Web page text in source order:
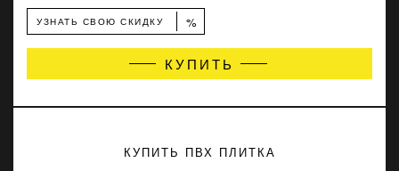
УЗНАТЬ СВОЮ СКИДКУ %
КУПИТЬ
КУПИТЬ ПВХ ПЛИТКА